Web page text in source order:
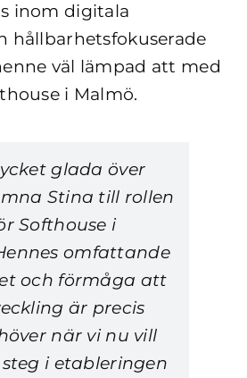
inom digitala
hållbarhetsfokuserade
väl lämpad att med
i Malmö.
glada över
Stina till rollen
Softhouse i
omfattande
och förmåga att
är precis
när vi nu vill
i etableringen